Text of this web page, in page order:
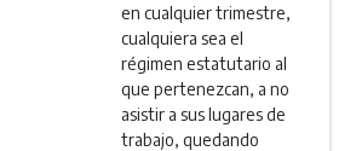
en cualquier trimestre,
cualquiera sea el
régimen estatutario al
que pertenezcan, a no
asistir a sus lugares de
trabajo, quedando